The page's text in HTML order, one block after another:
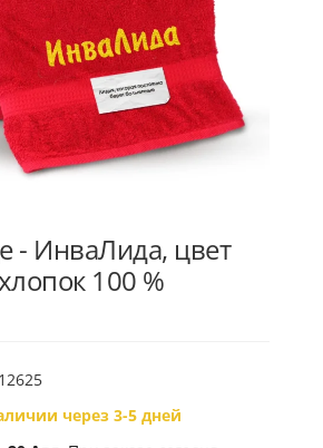
- ИнваЛида, цвет
100 %
через 3-5 дней